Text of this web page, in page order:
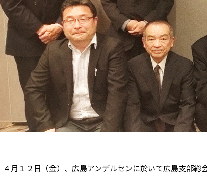
４月１２日（金）、広島アンデルセンに於いて広島支部総